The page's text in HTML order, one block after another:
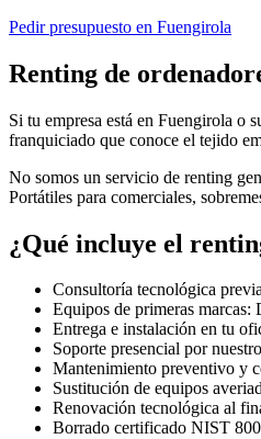
Pedir presupuesto en Fuengirola
Renting de
Si tu empresa está en Fuengirola o
franquiciado que conoce el tejido
No somos un servicio de renting
Portátiles para comerciales,
¿Qué incluye el
Consultoría tecnológica
Equipos de primeras
Entrega e instalación en tu
Soporte presencial por
Mantenimiento preventivo y
Sustitución de equipos
Renovación tecnológica al
Borrado certificado NIST